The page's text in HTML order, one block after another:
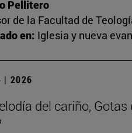
Pellitero
de la Facultad de
en: Iglesia y nueva
| 2026
del cariño,